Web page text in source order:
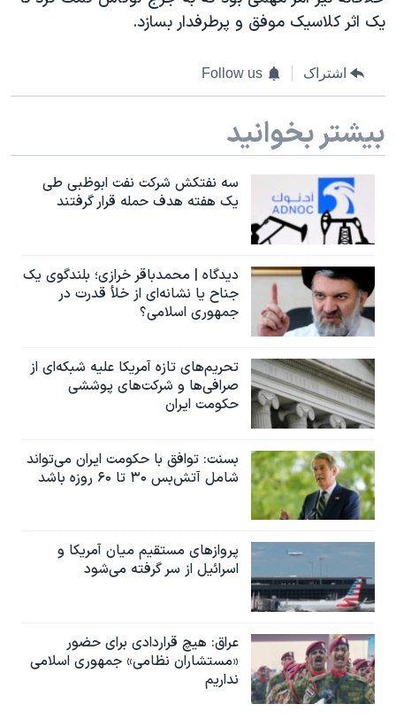
یک اثر کلاسیک موفق و پرطرفدار بسازد.
اشتراک Follow us
بیشتر بخوانید
سه نفتکش شرکت نفت ابوظبی طی
یک هفته هدف حمله قرار گرفتند
دیدگاه | محمدباقر خرازی؛ بلندگوی یک
جناح یا نشانه‌ای از خلأ قدرت در
جمهوری اسلامی؟
تحریم‌های تازه آمریکا علیه شبکه‌ای از
صرافی‌ها و شرکت‌های پوششی
حکومت ایران
بسنت: توافق با حکومت ایران می‌تواند
شامل آتش‌بس ۳۰ تا ۶۰ روزه باشد
پروازهای مستقیم میان آمریکا و
اسرائیل از سر گرفته می‌شود
عراق: هیچ قراردادی برای حضور
«مستشاران نظامی» جمهوری اسلامی
نداریم